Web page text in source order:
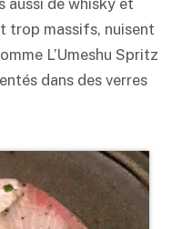
aussi de whisky et
trop massifs, nuisent
L’Umeshu Spritz
dans des verres